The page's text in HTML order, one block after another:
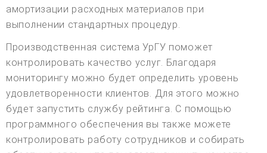
амортизации расходных материалов при
выполнении стандартных процедур.
Производственная система УрГУ поможет
контролировать качество услуг. Благодаря
мониторингу можно будет определить уровень
удовлетворенности клиентов. Для этого можно
будет запустить службу рейтинга. С помощью
программного обеспечения вы также можете
контролировать работу сотрудников и собирать